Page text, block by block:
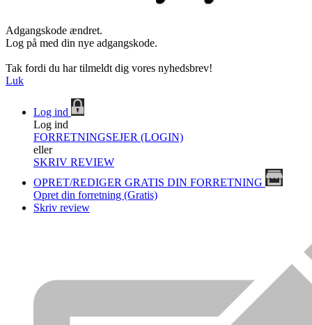
Adgangskode ændret.
Log på med din nye adgangskode.
Tak fordi du har tilmeldt dig vores nyhedsbrev!
Luk
Log ind
Log ind
FORRETNINGSEJER (LOGIN)
eller
SKRIV REVIEW
OPRET/REDIGER GRATIS DIN FORRETNING
Opret din forretning (Gratis)
Skriv review